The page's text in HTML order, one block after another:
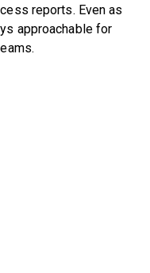
reports. Even as
approachable for